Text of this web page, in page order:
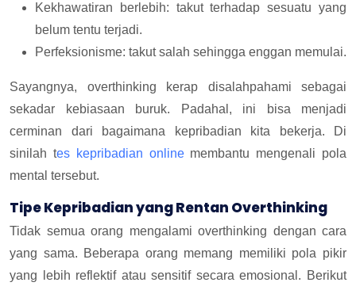
Kekhawatiran berlebih: takut terhadap sesuatu yang
belum tentu terjadi.
Perfeksionisme: takut salah sehingga enggan memulai.
Sayangnya, overthinking kerap disalahpahami sebagai
sekadar kebiasaan buruk. Padahal, ini bisa menjadi
cerminan dari bagaimana kepribadian kita bekerja. Di
sinilah tes kepribadian onlinemembantu mengenali pola
mental tersebut.
Tipe Kepribadian yang Rentan Overthinking
Tidak semua orang mengalami overthinking dengan cara
yang sama. Beberapa orang memang memiliki pola pikir
yang lebih reflektif atau sensitif secara emosional. Berikut